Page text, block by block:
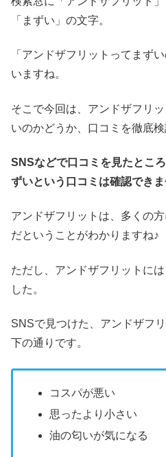
「まずい」の文字。
「アンドザフリットってまず
いますね。
そこで今回は、アンドザフリ
いのかどうか、口コミを徹底検
SNSなどで口コミを見たとこ
ずいという口コミは確認できま
アンドザフリットは、多くの
だということがわかりますね♪
ただし、アンドザフリットに
した。
SNSで見つけた、アンドザフ
下の通りです。
コスパが悪い
思ったより小さい
油の匂いが気になる